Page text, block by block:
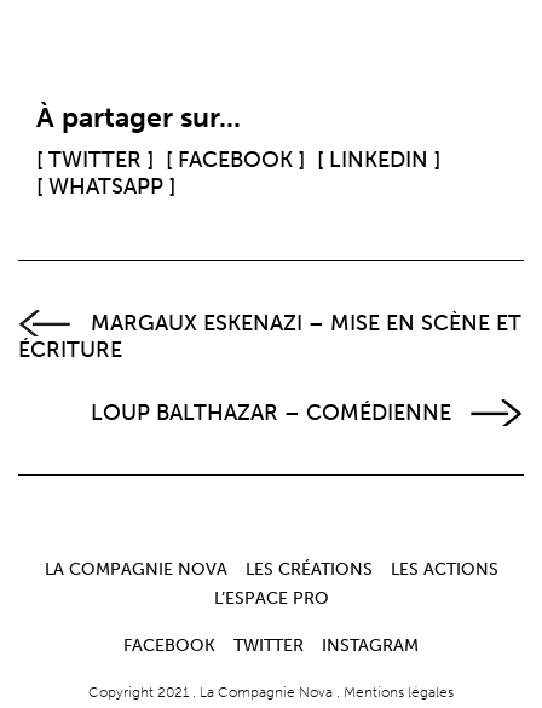
À partager sur...
[ TWITTER ] [ FACEBOOK ] [ LINKEDIN ]
[ WHATSAPP ]
MARGAUX ESKENAZI – MISE EN SCÈNE ET
ÉCRITURE
LOUP BALTHAZAR – COMÉDIENNE
LA COMPAGNIE NOVA LES CRÉATIONS
LES ACTIONS
L’ESPACE PRO
FACEBOOK TWITTER INSTAGRAM
Copyright 2021 . La Compagnie Nova . Mentions légales